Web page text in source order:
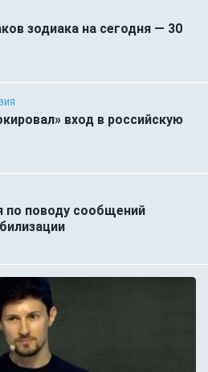
зодиака на сегодня — 30
вход в российскую
по поводу сообщений